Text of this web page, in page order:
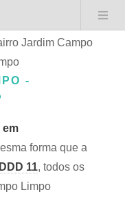
Jardim Campo
-
em
forma que a
DDD 11, todos os
Limpo